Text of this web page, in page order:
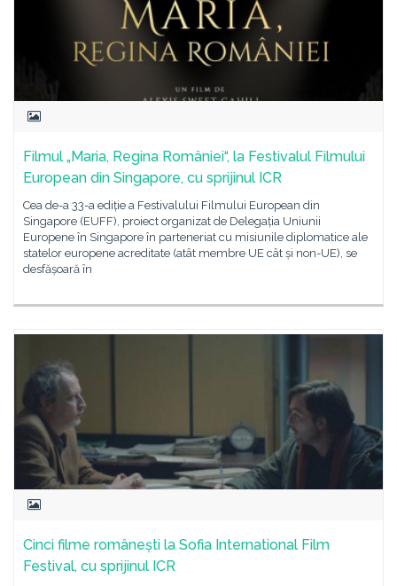
Filmul „Maria, Regina României“, la Festivalul Filmului
European din Singapore, cu sprijinul ICR
Cea de-a 33-a ediție a Festivalului Filmului European din
Singapore (EUFF), proiect organizat de Delegația Uniunii
Europene în Singapore în parteneriat cu misiunile diplomatice ale
statelor europene acreditate (atât membre UE cât și non-UE), se
desfășoară în
Cinci filme românești la Sofia International Film
Festival, cu sprijinul ICR